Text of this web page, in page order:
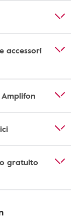
accessori
gratuito